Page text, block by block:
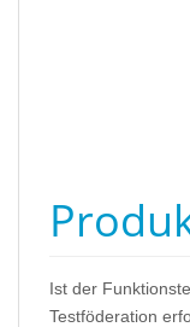
Ist der
Testföderation